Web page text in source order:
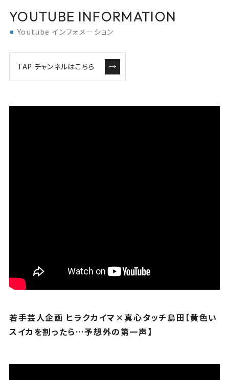
YOUTUBE INFORMATION
Youtube インフォメーション
TAP チャンネルはこちら
若手芸人企画 ヒラクカイマ×真心タッチ島田【黄色い
スイカを割ったら…予想外の第一声】